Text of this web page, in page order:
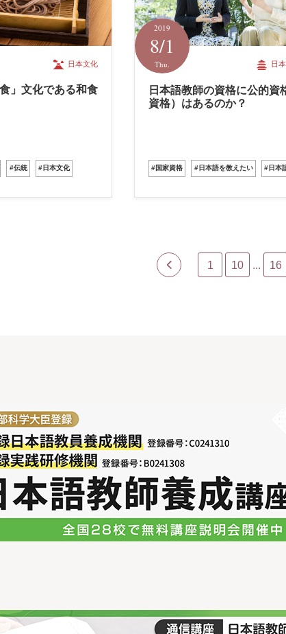
日本文化
」文化である和食
#伝統 #日本文化
2019
8/1
Thu. 日
日本語教師の資格に公的資
資格）はあるのか？
#国家資格 #日本語を教えたい #日本
1 10 ... 16